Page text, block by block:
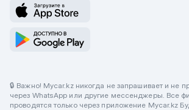
🔒 Важно! Mycar.kz никогда не запрашивает и не
через WhatsApp или другие мессенджеры. Все
проводятся только через приложение Mycar.kz